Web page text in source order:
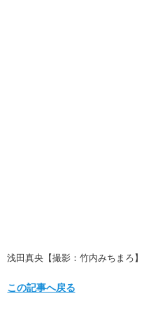
浅田真央【撮影：竹内みちまろ】
この記事へ戻る